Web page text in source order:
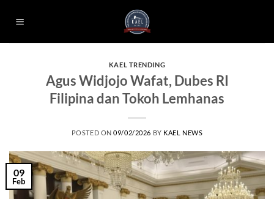
KAEL TRENDING
Agus Widjojo Wafat, Dubes RI
Filipina dan Tokoh Lemhanas
POSTED ON09/02/2026 BY KAEL NEWS
09
Feb